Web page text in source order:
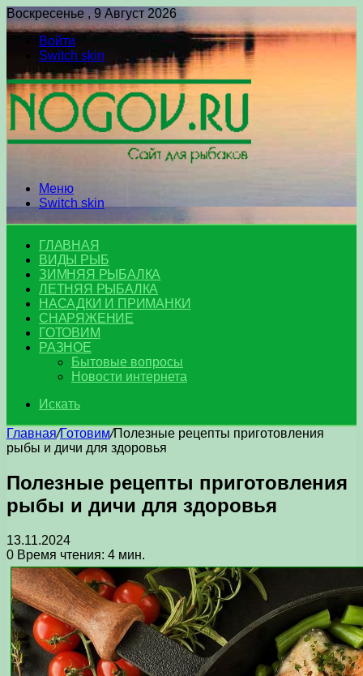
Воскресенье , 9 Август 2026
Войти
Switch skin
Меню
Switch skin
ГЛАВНАЯ
ВИДЫ РЫБ
ЗИМНЯЯ РЫБАЛКА
ЛЕТНЯЯ РЫБАЛКА
НАСАДКИ И ПРИМАНКИ
СНАРЯЖЕНИЕ
ГОТОВИМ
РАЗНОЕ
Бытовые вопросы
Новости интернета
Искать
Главная/Готовим/Полезные рецепты приготовления
рыбы и дичи для здоровья
Полезные рецепты приготовления
рыбы и дичи для здоровья
13.11.2024
0 Время чтения: 4 мин.